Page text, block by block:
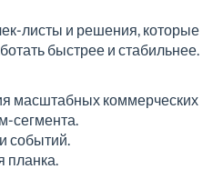
листы и решения, которые
быстрее и стабильнее.
масштабных коммерческих
сегмента.
событий.
планка.